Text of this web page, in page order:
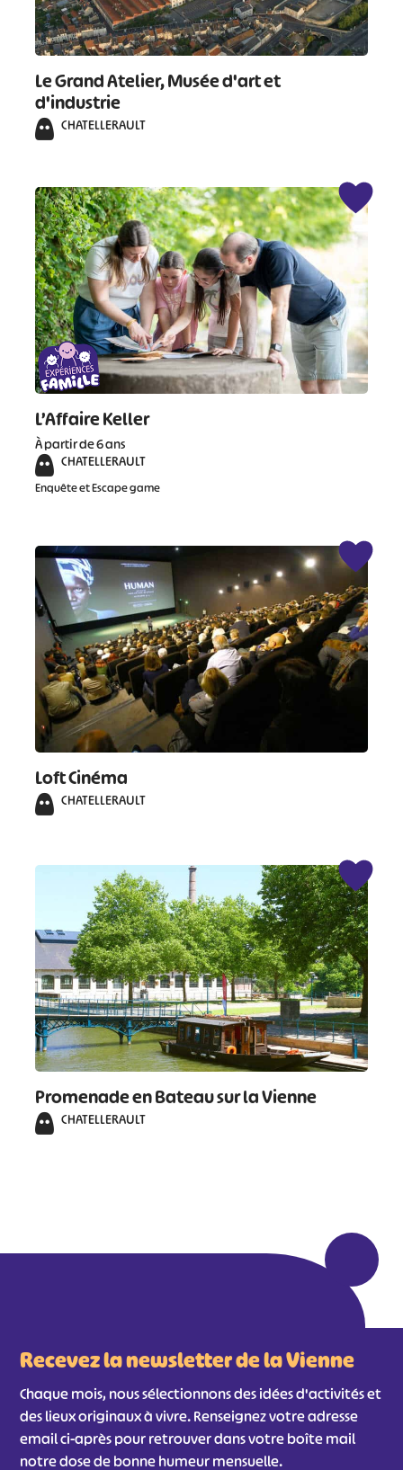
Le Grand Atelier, Musée d'art et
d'industrie
CHATELLERAULT
L’Affaire Keller
À partir de 6 ans
CHATELLERAULT
Enquête et Escape game
Loft Cinéma
CHATELLERAULT
Promenade en Bateau sur la Vienne
CHATELLERAULT
Recevez la newsletter de la Vienne
Chaque mois, nous sélectionnons des idées d'activités et
des lieux originaux à vivre. Renseignez votre adresse
email ci-après pour retrouver dans votre boîte mail
notre dose de bonne humeur mensuelle.
# # #
#
#
#